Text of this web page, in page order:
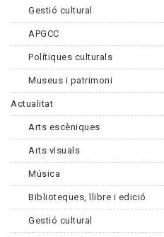
Gestió cultural
APGCC
Polítiques culturals
Museus i patrimoni
Actualitat
Arts escèniques
Arts visuals
Música
Biblioteques, llibre i edició
Gestió cultural